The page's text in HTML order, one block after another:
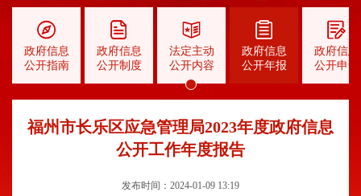
政府信息
公开指南
政府信息
公开制度
法定主动
公开内容
政府信息
公开年报
政府信息
公开申请
福州市长乐区应急管理局2023年度政府信息
公开工作年度报告
发布时间：2024-01-09 13:19